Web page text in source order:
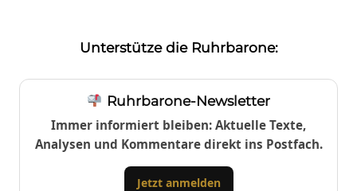
Unterstütze die Ruhrbarone:
Ruhrbarone-Newsletter
Immer informiert bleiben: Aktuelle Texte,
Analysen und Kommentare direkt ins Postfach.
Jetzt anmelden